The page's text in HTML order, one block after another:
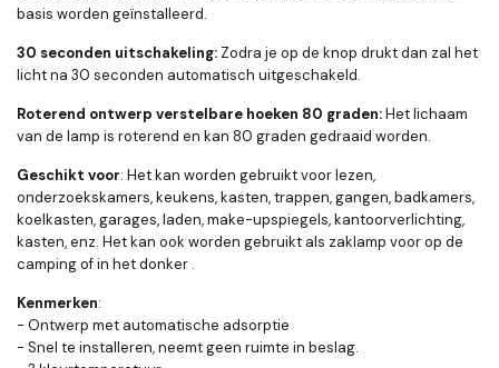
basis worden geïnstalleerd.
30 seconden uitschakeling: Zodra je op de knop drukt dan zal het
licht na 30 seconden automatisch uitgeschakeld.
Roterend ontwerp verstelbare hoeken 80 graden:Het lichaam
van de lamp is roterend en kan 80 graden gedraaid worden.
Geschikt voor: Het kan worden gebruikt voor lezen,
onderzoekskamers, keukens, kasten, trappen, gangen, badkamers,
koelkasten, garages, laden, make-upspiegels, kantoorverlichting,
kasten, enz. Het kan ook worden gebruikt als zaklamp voor op de
camping of in het donker .
Kenmerken:
- Ontwerp met automatische adsorptie
- Snel te installeren, neemt geen ruimte in beslag.